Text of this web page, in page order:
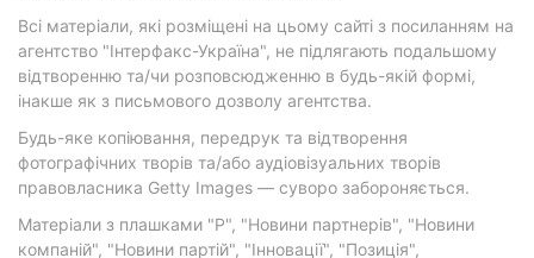
Всі матеріали, які розміщені на цьому сайті з посиланням на
агентство "Інтерфакс-Україна", не підлягають подальшому
відтворенню та/чи розповсюдженню в будь-якій формі,
інакше як з письмового дозволу агентства.
Будь-яке копіювання, передрук та відтворення
фотографічних творів та/або аудіовізуальних творів
правовласника Getty Images — суворо забороняється.
Матеріали з плашками "Р", "Новини партнерів", "Новини
компаній", "Новини партій", "Інновації", "Позиція",